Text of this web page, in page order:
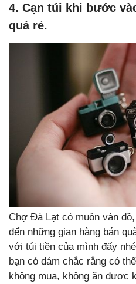
4. Cạn túi khi bước
quá rẻ.
Chợ Đà Lạt có muôn vàn
đến những gian hàng bán
với túi tiền của mình đấy
bạn có dám chắc rằng có
không mua, không ăn được